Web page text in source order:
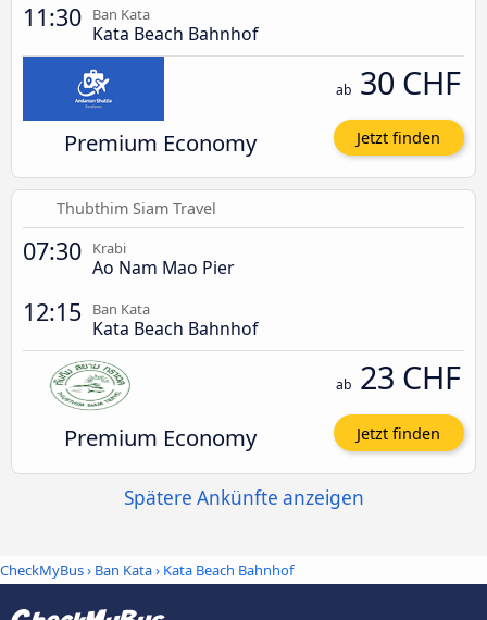
11:30 Ban Kata
Kata Beach Bahnhof
Premium Economy
ab 30 CHF
Jetzt finden
Thubthim Siam Travel
07:30 Krabi
Ao Nam Mao Pier
12:15 Ban Kata
Kata Beach Bahnhof
Premium Economy
ab 23 CHF
Jetzt finden
Spätere Ankünfte anzeigen
CheckMyBus› Ban Kata› Kata Beach Bahnhof